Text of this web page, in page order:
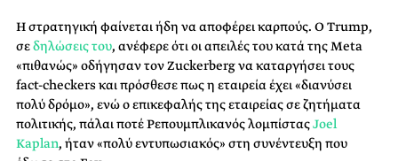
Η στρατηγική φαίνεται ήδη να αποφέρει καρπούς. Ο Trump,
σεδηλώσεις του, ανέφερε ότι οι απειλές του κατά της Meta
«πιθανώς» οδήγησαν τον Zuckerberg να καταργήσει τους
fact-checkers και πρόσθεσε πως η εταιρεία έχει «διανύσει
πολύ δρόμο», ενώ ο επικεφαλής της εταιρείας σε ζητήματα
πολιτικής, πάλαι ποτέ Ρεπουμπλικανός λομπίσταςJoel
Kaplan, ήταν «πολύ εντυπωσιακός» στη συνέντευξη που